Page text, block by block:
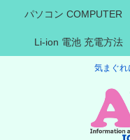
気まぐれ
パソコン COMPUTER
Li-ion 電池 充電方法